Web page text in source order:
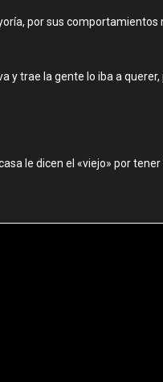
por sus comportamientos
y trae la gente lo iba a
le dicen el «viejo» por